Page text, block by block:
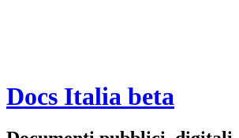
Docs Italia beta